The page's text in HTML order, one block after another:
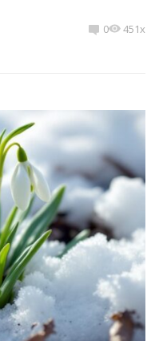
0 451x